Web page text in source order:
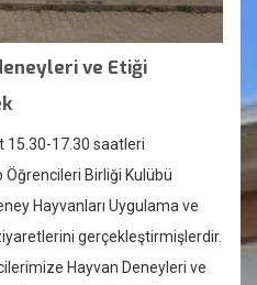
ve Etiği
17.30 saatleri
Öğrencileri Birliği Kulübü
Hayvanları Uygulama ve
gerçekleştirmişlerdir.
Hayvan Deneyleri ve